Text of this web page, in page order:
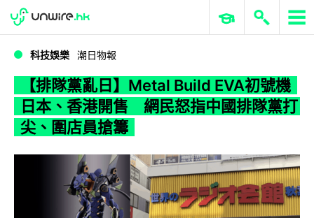
WWDC 2026 ERP 與商業 AI
科技娛樂 潮日物報
【排隊黨亂日】Metal Build EVA初號機
日本、香港開售 網民怒指中國排隊黨打
尖、圍店員搶籌